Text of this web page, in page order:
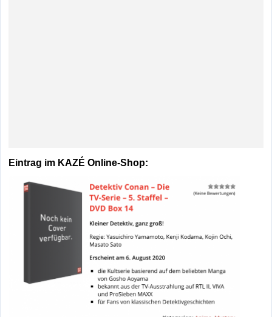
Eintrag im KAZÉ Online-Shop: